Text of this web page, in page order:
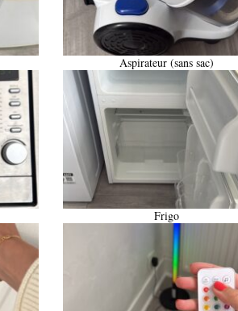
Aspirateur (sans sac)
Frigo